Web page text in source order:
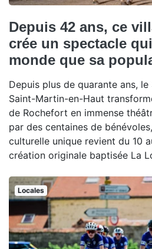
Depuis 42 ans, ce
crée un spectacle
monde que sa
Depuis plus de quarante ans, le
Saint-Martin-en-Haut
de Rochefort en immense
par des centaines de
culturelle unique revient du 10
création originale baptisée La
Locales